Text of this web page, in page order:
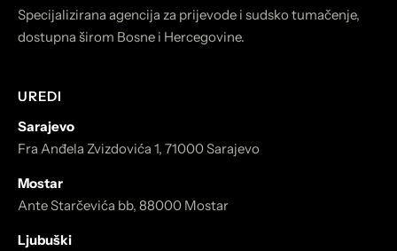
Specijalizirana agencija za prijevode i sudsko tumačenje,
dostupna širom Bosne i Hercegovine.
UREDI
Sarajevo
Fra Anđela Zvizdovića 1, 71000 Sarajevo
Mostar
Ante Starčevića bb, 88000 Mostar
Ljubuški